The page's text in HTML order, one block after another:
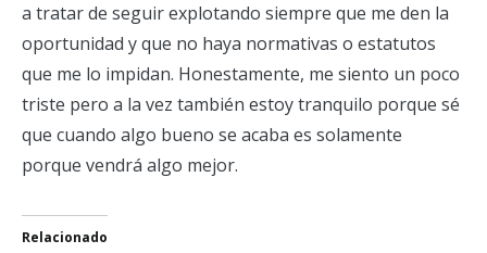
a tratar de seguir explotando siempre que me den la
oportunidad y que no haya normativas o estatutos
que me lo impidan. Honestamente, me siento un poco
triste pero a la vez también estoy tranquilo porque sé
que cuando algo bueno se acaba es solamente
porque vendrá algo mejor.
Relacionado